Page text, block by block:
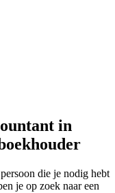
in
die je nodig hebt
je op zoek naar een